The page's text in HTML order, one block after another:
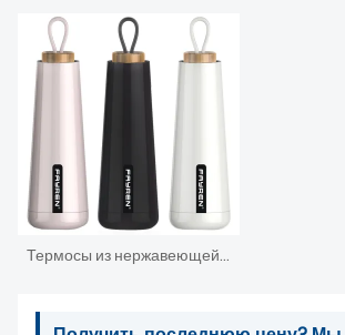
Термосы из нержавеющей стали-термосы